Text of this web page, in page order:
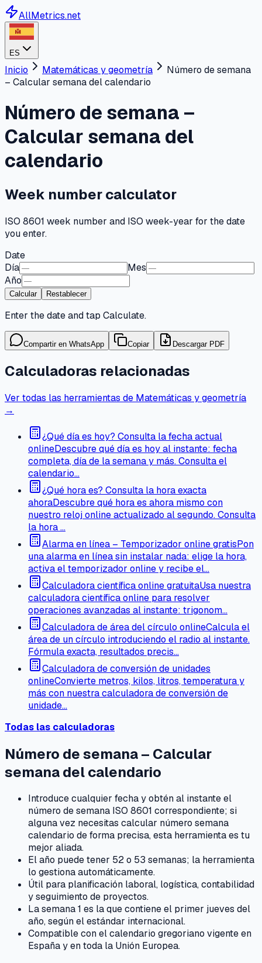
AllMetrics.net
ES
Inicio Matemáticas y geometría
Número de semana
– Calcular semana del calendario
Número de semana –
Calcular semana del
calendario
Week number calculator
ISO 8601 week number and ISO week-year for the date
you enter.
Date
Día
Mes
Año
Calcular Restablecer
Enter the date and tap Calculate.
Compartir en WhatsApp Copiar Descargar PDF
Calculadoras relacionadas
Ver todas las herramientas de Matemáticas y geometría
→
¿Qué día es hoy? Consulta la fecha actual
onlineDescubre qué día es hoy al instante: fecha
completa, día de la semana y más. Consulta el
calendario…
¿Qué hora es? Consulta la hora exacta
ahoraDescubre qué hora es ahora mismo con
nuestro reloj online actualizado al segundo. Consulta
la hora …
Alarma en línea – Temporizador online gratisPon
una alarma en línea sin instalar nada: elige la hora,
activa el temporizador online y recibe el…
Calculadora científica online gratuitaUsa nuestra
calculadora científica online para resolver
operaciones avanzadas al instante: trigonom…
Calculadora de área del círculo onlineCalcula el
área de un círculo introduciendo el radio al instante.
Fórmula exacta, resultados precis…
Calculadora de conversión de unidades
onlineConvierte metros, kilos, litros, temperatura y
más con nuestra calculadora de conversión de
unidade…
Todas las calculadoras
Número de semana – Calcular
semana del calendario
Introduce cualquier fecha y obtén al instante el
número de semana ISO 8601 correspondiente; si
alguna vez necesitas calcular número semana
calendario de forma precisa, esta herramienta es tu
mejor aliada.
El año puede tener 52 o 53 semanas; la herramienta
lo gestiona automáticamente.
Útil para planificación laboral, logística, contabilidad
y seguimiento de proyectos.
La semana 1 es la que contiene el primer jueves del
año, según el estándar internacional.
Compatible con el calendario gregoriano vigente en
España y en toda la Unión Europea.